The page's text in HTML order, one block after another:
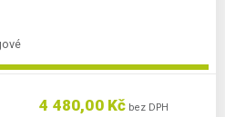
4 480,00 Kč bez DPH